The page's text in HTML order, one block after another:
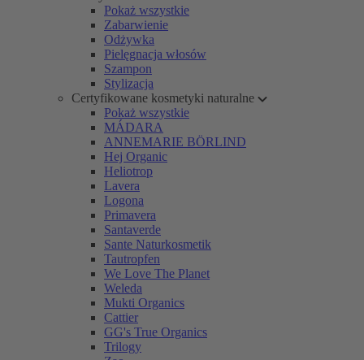
Pokaż wszystkie
Zabarwienie
Odżywka
Pielęgnacja włosów
Szampon
Stylizacja
Certyfikowane kosmetyki naturalne
Pokaż wszystkie
MÁDARA
ANNEMARIE BÖRLIND
Hej Organic
Heliotrop
Lavera
Logona
Primavera
Santaverde
Sante Naturkosmetik
Tautropfen
We Love The Planet
Weleda
Mukti Organics
Cattier
GG's True Organics
Trilogy